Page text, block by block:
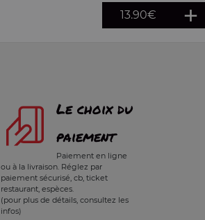
13.90€
Le choix du
paiement
Paiement en ligne
ou à la livraison. Réglez par
paiement sécurisé, cb, ticket
restaurant, espèces.
(pour plus de détails, consultez les
infos)